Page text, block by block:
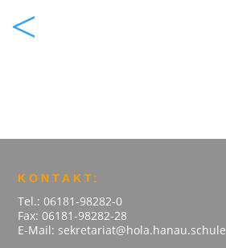
<
KONTAKT:
Tel.: 06181-98282-0
Fax: 06181-98282-28
E-Mail: sekretariat@hola.hanau.schule